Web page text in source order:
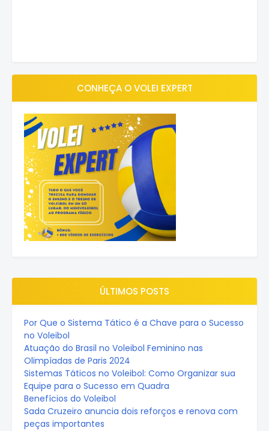
CONHEÇA O VOLEI EXPERT
ÚLTIMOS POSTS
Por Que o Sistema Tático é a Chave para o Sucesso
no Voleibol
Atuação do Brasil no Voleibol Feminino nas
Olimpíadas de Paris 2024
Sistemas Táticos no Voleibol: Como Organizar sua
Equipe para o Sucesso em Quadra
Benefícios do Voleibol
Sada Cruzeiro anuncia dois reforços e renova com
peças importantes